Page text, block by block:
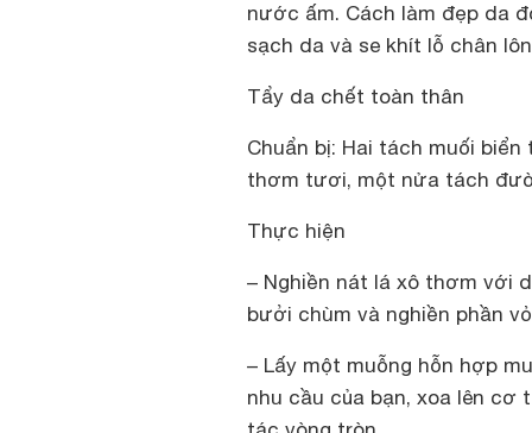
nước ấm. Cách làm đẹp da
sạch da và se khít lỗ chân
Tẩy da chết toàn thân
Chuẩn bị: Hai tách muối biển
thơm tươi, một nửa tách
Thực hiện
– Nghiền nát lá xô thơm với
bưởi chùm và nghiền phần
– Lấy một muỗng hỗn hợp
nhu cầu của bạn, xoa lên cơ